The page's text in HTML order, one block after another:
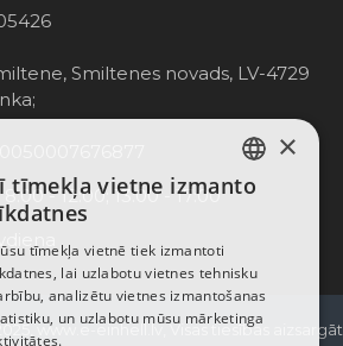
Smiltenes novads, LV-4729
- 12:00; 13:00 - 17:00
www.e-einhell.lv, Visas tiesības
LATVIAN
ENGLISH
×
tīmekļa vietne izmanto
tīmekļa vietnē tiek izmantoti
lai uzlabotu vietnes tehnisku
analizētu vietnes izmantošanas
un uzlabotu mūsu mārketinga